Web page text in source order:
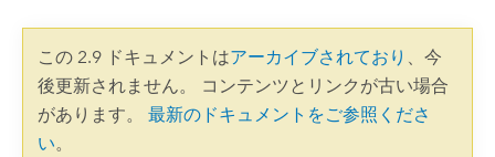
この 2.9 ドキュメントはアーカイブされており 、今
後更新されません。 コンテンツとリンクが古い場合
があります。 最新のドキュメントをご参照くださ
い。